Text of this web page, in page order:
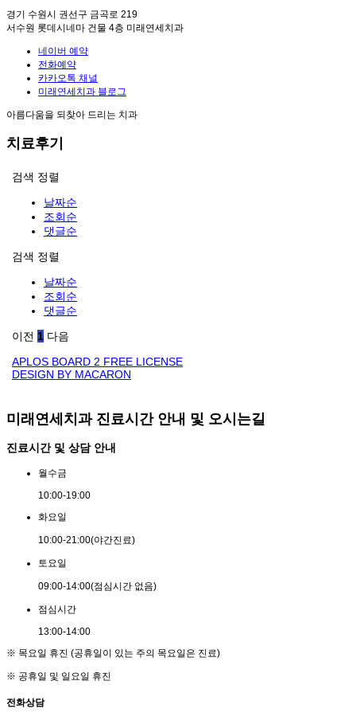
경기 수원시 권선구 금곡로 219
서수원 롯데시네마 건물 4층 미래연세치과
네이버 예약
전화예약
카카오톡 채널
미래연세치과 블로그
아름다움을 되찾아 드리는 치과
치료후기
검색 정렬
날짜순
조회순
댓글순
검색 정렬
날짜순
조회순
댓글순
이전 1 다음
APLOS BOARD 2 FREE LICENSE
DESIGN BY MACARON
미래연세치과 진료시간 안내 및 오시는길
진료시간 및 상담 안내
월수금
10:00-19:00
화요일
10:00-21:00(야간진료)
토요일
09:00-14:00(점심시간 없음)
점심시간
13:00-14:00
※ 목요일 휴진 (공휴일이 있는 주의 목요일은 진료)
※ 공휴일 및 일요일 휴진
전화상담